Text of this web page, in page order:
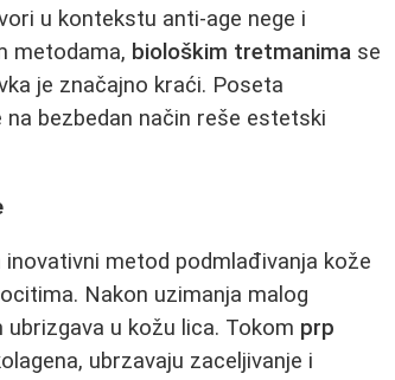
u kontekstu anti-age nege i
metodama, biološkim tretmanima se
je značajno kraći. Poseta
na bezbedan način reše estetski
inovativni metod podmlađivanja kože
Nakon uzimanja malog
u kožu lica. Tokom prp
ubrzavaju zaceljivanje i